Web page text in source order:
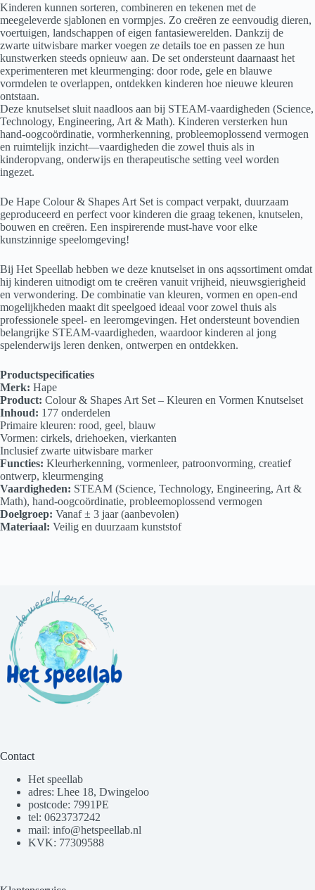
Kinderen kunnen sorteren, combineren en tekenen met de
meegeleverde sjablonen en vormpjes. Zo creëren ze eenvoudig dieren,
voertuigen, landschappen of eigen fantasiewerelden. Dankzij de
zwarte uitwisbare marker voegen ze details toe en passen ze hun
kunstwerken steeds opnieuw aan. De set ondersteunt daarnaast het
experimenteren met kleurmenging: door rode, gele en blauwe
vormdelen te overlappen, ontdekken kinderen hoe nieuwe kleuren
ontstaan.
Deze knutselset sluit naadloos aan bij STEAM-vaardigheden (Science,
Technology, Engineering, Art & Math). Kinderen versterken hun
hand-oogcoördinatie, vormherkenning, probleemoplossend vermogen
en ruimtelijk inzicht—vaardigheden die zowel thuis als in
kinderopvang, onderwijs en therapeutische setting veel worden
ingezet.
De Hape Colour & Shapes Art Set is compact verpakt, duurzaam
geproduceerd en perfect voor kinderen die graag tekenen, knutselen,
bouwen en creëren. Een inspirerende must-have voor elke
kunstzinnige speelomgeving!
Bij Het Speellab hebben we deze knutselset in ons aqssortiment omdat
hij kinderen uitnodigt om te creëren vanuit vrijheid, nieuwsgierigheid
en verwondering. De combinatie van kleuren, vormen en open-end
mogelijkheden maakt dit speelgoed ideaal voor zowel thuis als
professionele speel- en leeromgevingen. Het ondersteunt bovendien
belangrijke STEAM-vaardigheden, waardoor kinderen al jong
spelenderwijs leren denken, ontwerpen en ontdekken.
Productspecificaties
Merk: Hape
Product: Colour & Shapes Art Set – Kleuren en Vormen Knutselset
Inhoud: 177 onderdelen
Primaire kleuren: rood, geel, blauw
Vormen: cirkels, driehoeken, vierkanten
Inclusief zwarte uitwisbare marker
Functies: Kleurherkenning, vormenleer, patroonvorming, creatief
ontwerp, kleurmenging
Vaardigheden: STEAM (Science, Technology, Engineering, Art &
Math), hand-oogcoördinatie, probleemoplossend vermogen
Doelgroep: Vanaf ± 3 jaar (aanbevolen)
Materiaal: Veilig en duurzaam kunststof
Contact
Het speellab
adres: Lhee 18, Dwingeloo
postcode: 7991PE
tel: 0623737242
mail: info@hetspeellab.nl
KVK: 77309588